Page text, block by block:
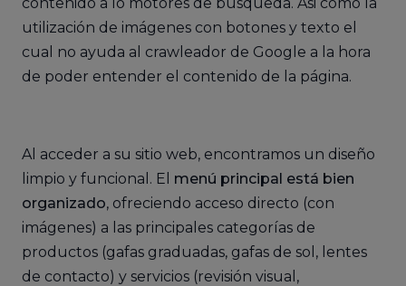
utilización de imágenes con botones y texto el
cual no ayuda al crawleador de Google a la hora
de poder entender el contenido de la página.
Al acceder a su sitio web, encontramos un diseño
limpio y funcional. El menú principal está bien
organizado, ofreciendo acceso directo (con
imágenes) a las principales categorías de
productos (gafas graduadas, gafas de sol, lentes
de contacto) y servicios (revisión visual,